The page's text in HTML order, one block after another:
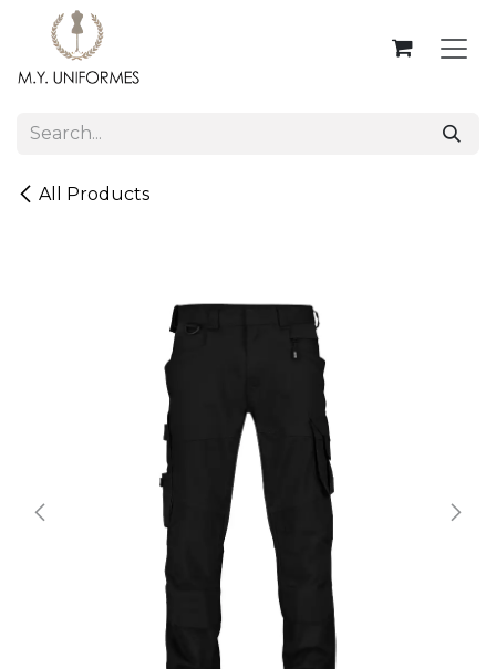
Skip to Content
All Products